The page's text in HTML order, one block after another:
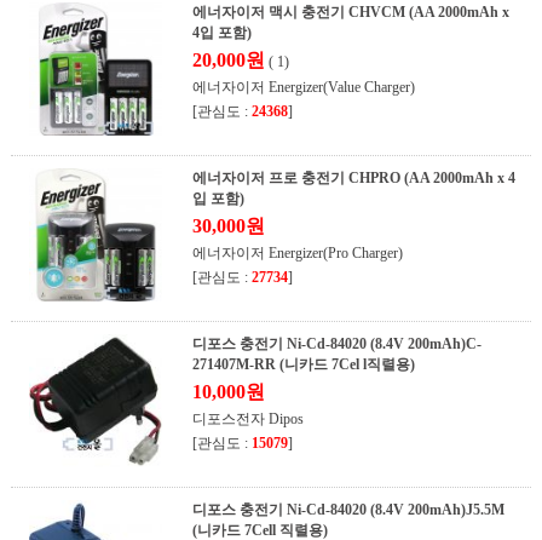
에너자이저 맥시 충전기 CHVCM (AA 2000mAh x
4입 포함)
20,000원 ( 1)
에너자이저 Energizer(Value Charger)
[관심도 : 24368]
에너자이저 프로 충전기 CHPRO (AA 2000mAh x 4
입 포함)
30,000원
에너자이저 Energizer(Pro Charger)
[관심도 : 27734]
디포스 충전기 Ni-Cd-84020 (8.4V 200mAh)C-
271407M-RR (니카드 7Cel l직렬용)
10,000원
디포스전자 Dipos
[관심도 : 15079]
디포스 충전기 Ni-Cd-84020 (8.4V 200mAh)J5.5M
(니카드 7Cell 직렬용)